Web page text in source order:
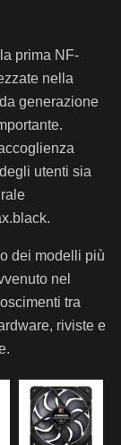
prima NF-
nella
generazione
utenti sia
dei modelli più
nel
tra
riviste e